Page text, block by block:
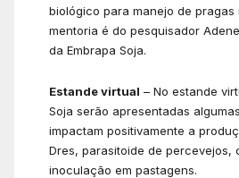
biológico para manejo de pragas
mentoria é do pesquisador
da Embrapa Soja.
Estande virtual – No estande
Soja serão apresentadas
impactam positivamente a
Dres, parasitoide de percevejos,
inoculação em pastagens.